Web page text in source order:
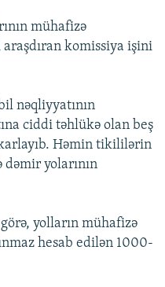
mühafizə
komissiya işini
nəqliyyatının
ciddi təhlükə olan beş
Həmin tikililərin
yolarının
yolların mühafizə
hesab edilən 1000-